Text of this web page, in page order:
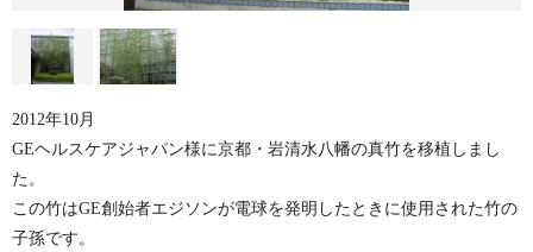
2012年10月
GEヘルスケアジャパン様に京都・岩清水八幡の真竹を移植しまし
た。
この竹はGE創始者エジソンが電球を発明したときに使用された竹の
子孫です。